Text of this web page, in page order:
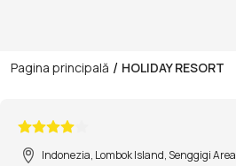
Pagina principală / HOLIDAY RESORT
Indonezia, Lombok Island, Senggigi Area